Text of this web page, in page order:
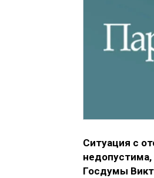
Ситуация с
Госдумы